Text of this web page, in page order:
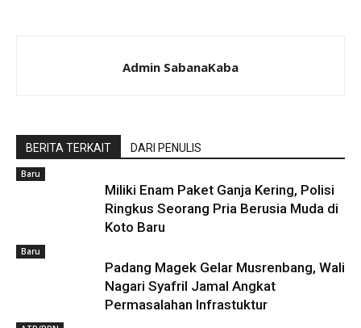
Admin SabanaKaba
BERITA TERKAIT DARI PENULIS
Baru
Miliki Enam Paket Ganja Kering, Polisi
Ringkus Seorang Pria Berusia Muda di
Koto Baru
Baru
Padang Magek Gelar Musrenbang, Wali
Nagari Syafril Jamal Angkat
Permasalahan Infrastuktur